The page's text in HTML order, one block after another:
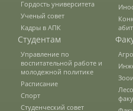
Общежития
Среднее
образование
Гордость университета
Ученый совет
Кадры в АПК
Студентам
Управление по
воспитательной работе и
молодежной политике
Расписание
Спорт
Студенческий совет